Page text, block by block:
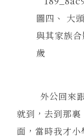
圖四、 大
與其家族
歲
外公回來跟
就到，去到那
面，當時我才